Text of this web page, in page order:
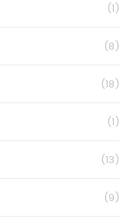
(1)
(8)
(18)
(1)
(13)
(9)